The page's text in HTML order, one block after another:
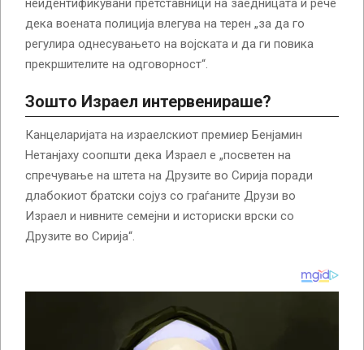
неидентификувани претставници на заедницата и рече
дека воената полиција влегува на терен „за да го
регулира однесувањето на војската и да ги повика
прекршителите на одговорност“.
Зошто Израел интервенираше?
Канцеларијата на израелскиот премиер Бенјамин
Нетанјаху соопшти дека Израел е „посветен на
спречување на штета на Друзите во Сирија поради
длабокиот братски сојуз со граѓаните Друзи во
Израел и нивните семејни и историски врски со
Друзите во Сирија“.